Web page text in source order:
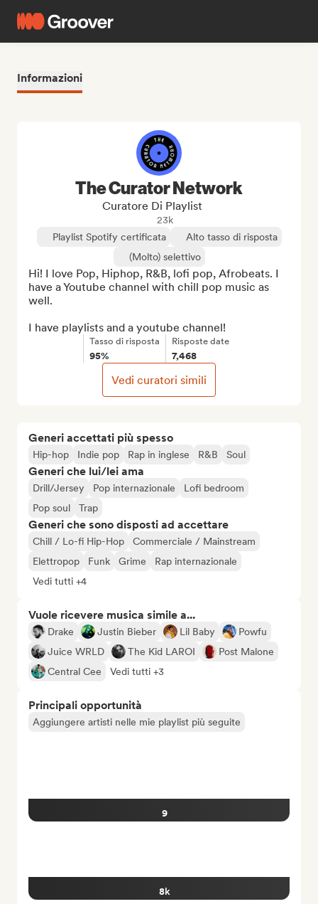
Informazioni
Generi accettati più spesso
Hip-hop Indie pop Rap in inglese R&B Soul
Generi che lui/lei ama
Drill/Jersey Pop internazionale
Lofi bedroom
Pop soul
Trap
Generi che sono disposti ad accettare
Chill / Lo-fi Hip-Hop
Commerciale / Mainstream
Elettropop
Funk Grime
Rap internazionale
Vedi tutti +4
Vuole ricevere musica simile a...
Drake Justin Bieber Lil Baby
Powfu
Juice WRLD
The Kid LAROI
Post Malone
Central Cee
Vedi tutti +3
Principali opportunità
Aggiungere artisti nelle mie playlist più seguite
9
8k
The Curator Network
Curatore Di Playlist
23k
Playlist Spotify certificata
Alto tasso di risposta
(Molto) selettivo
Hi! I love Pop, Hiphop, R&B, lofi pop, Afrobeats. I
have a Youtube channel with chill pop music as
well.
I have playlists and a youtube channel!
Tasso di risposta
95%
Risposte date
7,468
Vedi curatori simili